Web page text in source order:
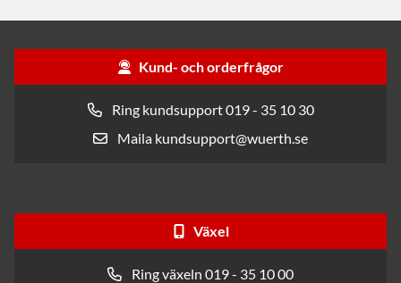
Kund- och orderfrågor
Ring kundsupport 019 - 35 10 30
Maila kundsupport@wuerth.se
Växel
Ring växeln 019 - 35 10 00